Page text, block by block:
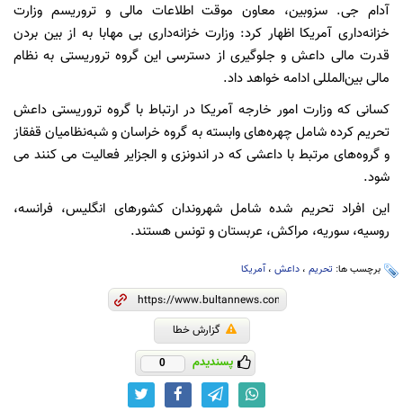
آدام جی. سزوبین، معاون موقت اطلاعات مالی و تروریسم وزارت
خزانه‌داری آمریکا اظهار کرد: وزارت خزانه‌داری بی مهابا به از بین بردن
قدرت مالی داعش و جلوگیری از دسترسی این گروه تروریستی به نظام
مالی بین‌المللی ادامه خواهد داد.
کسانی که وزارت امور خارجه آمریکا در ارتباط با گروه تروریستی داعش
تحریم کرده شامل چهره‌های وابسته به گروه خراسان و شبه‌نظامیان قفقاز
و گروه‌های مرتبط با داعشی که در اندونزی و الجزایر فعالیت می کنند می
شود.
این افراد تحریم شده شامل شهروندان کشورهای انگلیس، فرانسه،
روسیه، سوریه، مراکش، عربستان و تونس هستند.
برچسب ها: تحریم ، داعش ،آمریکا
گزارش خطا
پسندیدم 0